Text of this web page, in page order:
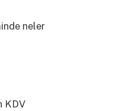
neler
KDV